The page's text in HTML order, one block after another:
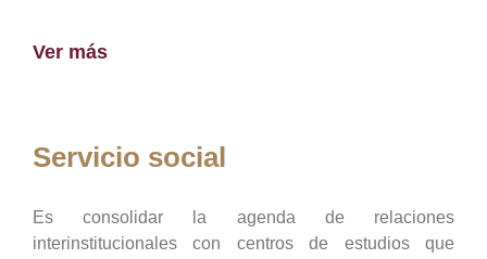
Ver más
Servicio social
Es consolidar la agenda de relaciones
interinstitucionales con centros de estudios que